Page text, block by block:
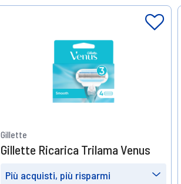
Gillette
Gillette Ricarica Trilama Venus
Più acquisti, più risparmi